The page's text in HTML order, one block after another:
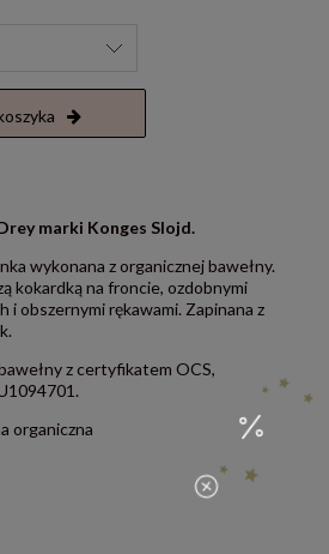
marki Konges Slojd.
wykonana z organicznej bawełny.
kokardką na froncie, ozdobnymi
i obszernymi rękawami. Zapinana z
z certyfikatem OCS,
organiczna